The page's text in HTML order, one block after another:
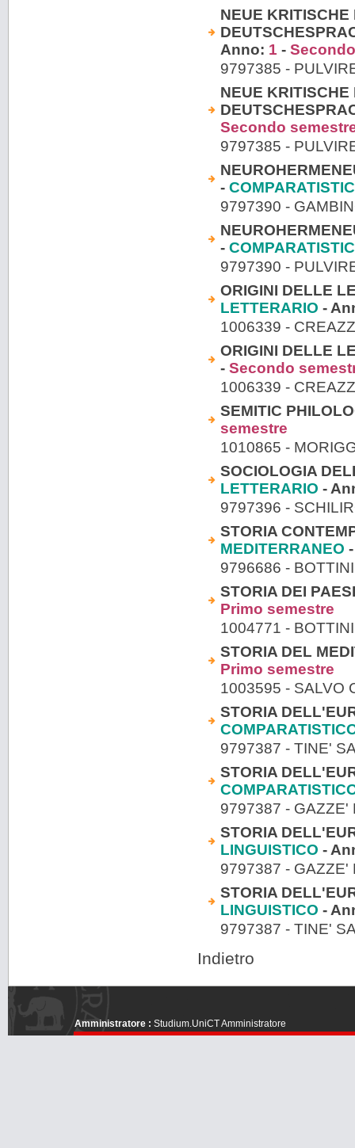
NEUE
Anno: 1 -
9797385 -
NEUE
Secondo
9797385 -
-
9797390 -
-
9797390 -
ORIGINI DELLE
LETTERARIO -
1006339 -
ORIGINI DELLE
- Secondo
1006339 -
SEMITIC
semestre
1010865 -
SOCIOLOGIA
LETTERARIO -
9797396 -
STORIA
MEDITERRANEO
9796686 -
STORIA DEI
Primo semestre
1004771 -
STORIA DEL
Primo semestre
1003595 - SALVO
STORIA
9797387 - TINE'
STORIA
9797387 - GAZZE'
STORIA
LINGUISTICO -
9797387 - GAZZE'
STORIA
LINGUISTICO -
9797387 - TINE'
Indietro
Amministratore : Studium.UniCT Amministratore